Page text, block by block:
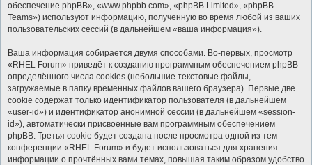
обеспечение phpBB», «www.phpbb.com», «phpBB Limited», «phpBB
Teams») используют информацию, полученную во время любой из ваших
пользовательских сессий (в дальнейшем «ваша информация»).
Ваша информация собирается двумя способами. Во-первых, просмотр
«RHEL Forum» приведёт к созданию программным обеспечением phpBB
определённого числа cookies (небольшие текстовые файлы,
загружаемые в папку временных файлов вашего браузера). Первые две
cookie содержат только идентификатор пользователя (в дальнейшем
«user-id») и идентификатор анонимной сессии (в дальнейшем «session-
id»), автоматически присвоенные вам программным обеспечением
phpBB. Третья cookie будет создана после просмотра одной из тем
конференции «RHEL Forum» и будет использоваться для хранения
информации о прочтённых вами темах, повышая таким образом удобство